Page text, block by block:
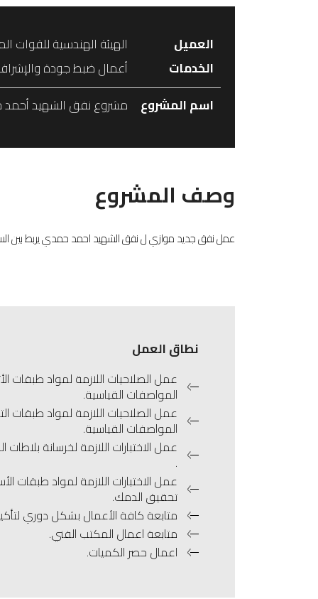
العميل
الهيئة الهندسية للقوات
الخدمات
أعمال ضبط جودة
اسم المشروع
مشروع نفق الشهيد
وصف المشروع
عمل نفق جديد موازي ل نفق الشهيد احمد حمدي يربط بين السويس و سينا
نطاق العمل
عمل الصلاحيات اللازمة لمواد طبقات
المواصفات القياسية.
عمل الصلاحيات اللازمة لمواد طبقات
المواصفات القياسية.
عمل الاختبارات اللازمة لخرسانة بلاطات
.
عمل الاختبارات اللازمة لمواد طبقات
تحقيق الدمك.
متابعة كافة الأعمال بشكل دوري
متابعة اعمال المكتب الفني.
اعمال حصر الكميات.